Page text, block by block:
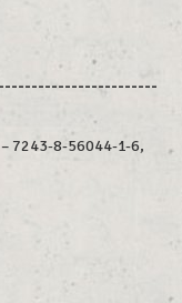
– 7243-8-56044-1-6,